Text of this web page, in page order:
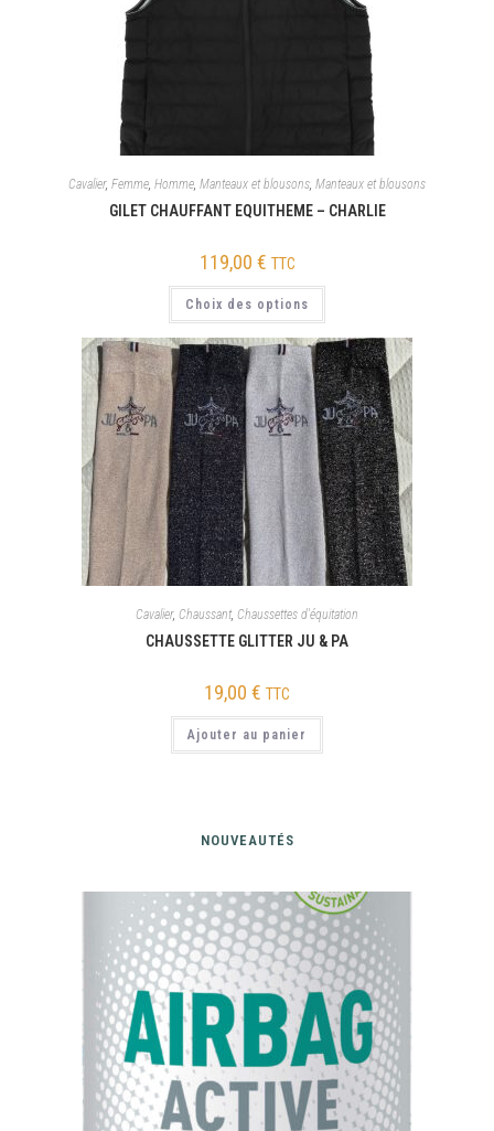
Cavalier, Femme, Homme, Manteaux et blousons, Manteaux et blousons
GILET CHAUFFANT EQUITHEME – CHARLIE
119,00 € TTC
Choix des options
Cavalier, Chaussant, Chaussettes d'équitation
CHAUSSETTE GLITTER JU & PA
19,00 € TTC
Ajouter au panier
NOUVEAUTÉS